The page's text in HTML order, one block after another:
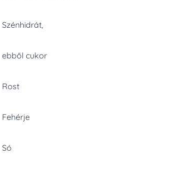
Szénhidrát,
ebből cukor
Rost
Fehérje
Só